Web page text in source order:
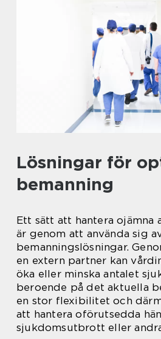
Lösningar för
bemanning
Ett sätt att hantera ojämna
är genom att använda sig
bemanningslösningar.
en extern partner kan
öka eller minska antalet
beroende på det aktuella
en stor flexibilitet och
att hantera oförutsedda
sjukdomsutbrott eller